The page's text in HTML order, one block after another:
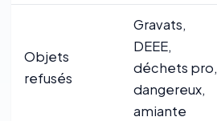
Objets
refusés
Gravats,
DEEE,
déchets pro,
dangereux,
amiante